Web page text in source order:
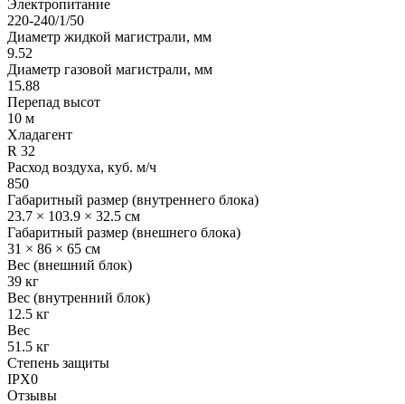
Электропитание
220-240/1/50
Диаметр жидкой магистрали, мм
9.52
Диаметр газовой магистрали, мм
15.88
Перепад высот
10 м
Хладагент
R 32
Расход воздуха, куб. м/ч
850
Габаритный размер (внутреннего блока)
23.7 × 103.9 × 32.5 см
Габаритный размер (внешнего блока)
31 × 86 × 65 см
Вес (внешний блок)
39 кг
Вес (внутренний блок)
12.5 кг
Вес
51.5 кг
Степень защиты
IPX0
Отзывы